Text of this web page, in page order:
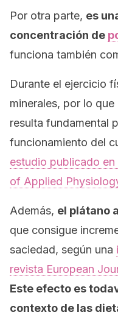
Por otra parte, es
concentración de
funciona también
Durante el ejercicio
minerales, por lo
resulta fundamental
funcionamiento del
estudio publicado en
of Applied
Además, el plátano
que consigue
saciedad, según una
revista European
Este efecto es
contexto de las